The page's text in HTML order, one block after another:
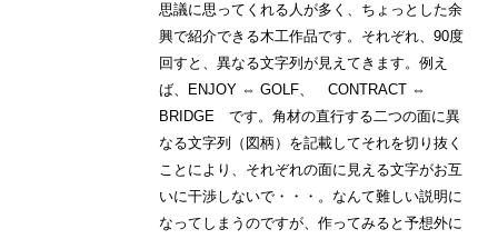
思議に思ってくれる人が多く、ちょっとした余
興で紹介できる木工作品です。それぞれ、90度
回すと、異なる文字列が見えてきます。例え
ば、ENJOY ⇔ GOLF、 CONTRACT ⇔
BRIDGE です。角材の直行する二つの面に異
なる文字列（図柄）を記載してそれを切り抜く
ことにより、それぞれの面に見える文字がお互
いに干渉しないで・・・。なんて難しい説明に
なってしまうのですが、作ってみると予想外に